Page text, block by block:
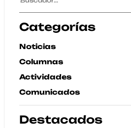
Categorías
Noticias
Columnas
Actividades
Comunicados
Destacados